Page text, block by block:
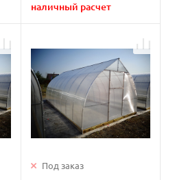
наличный расчет
Под заказ